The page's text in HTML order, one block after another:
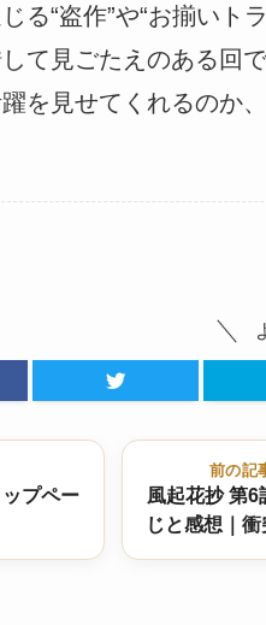
る“盗作”や“お揃いト
て見ごたえのある回
を見せてくれるのか
プペー
前の記
風起花抄 第6
じと感想｜